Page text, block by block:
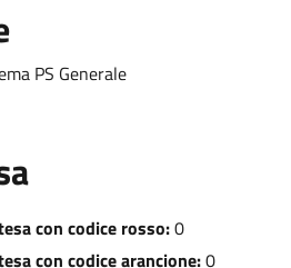
PS Generale
con codice rosso:0
con codice arancione:0